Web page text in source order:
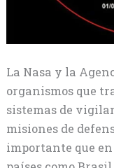
La Nasa y la
organismos que
sistemas de
misiones de
importante que